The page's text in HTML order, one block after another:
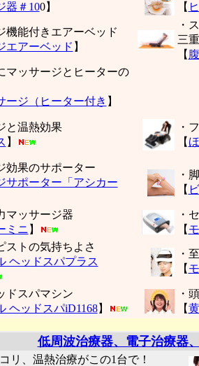
器＃100】
【
機能付きエアーベッド
エアーベッド 】
・
三
【
マッサージとヒーターの
ージ（ヒーター付き 】
と温熱効果
】
・
【
効果のサポーター
サポーター「アシカー
・
【
マッサージ器
ミニ 】
・
【
ストの気持ちよさ
ヘッドスパプラス
・
【
ドスパマシン
ヘッドスパiD1168】
・
【
低周波治療器、電子治療器
リ、温熱治療がこの1台で！